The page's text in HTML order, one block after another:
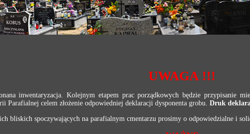
UWAGA !!!
inwentaryzacja. Kolejnym etapem prac porządkowych będzie przypisanie
Parafialnej celem złożenie odpowiedniej deklaracji dysponenta grobu. Druk
bliskich spoczywających na parafialnym cmentarzu prosimy o odpowiedzialne i